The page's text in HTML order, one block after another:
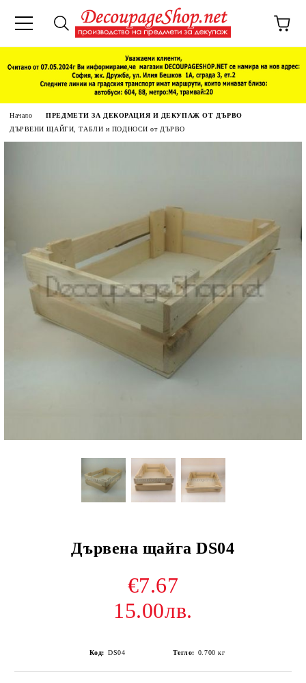
Начало
ПРЕДМЕТИ ЗА ДЕКОРАЦИЯ И ДЕКУПАЖ ОТ ДЪРВО
ДЪРВЕНИ ЩАЙГИ, ТАБЛИ и ПОДНОСИ от ДЪРВО
Дървена щайга DS04
€7.67
15.00лв.
Код: DS04 Тегло: 0.700 кг